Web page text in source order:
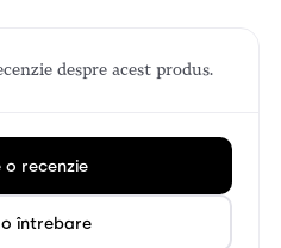
despre acest produs.
o recenzie
o întrebare